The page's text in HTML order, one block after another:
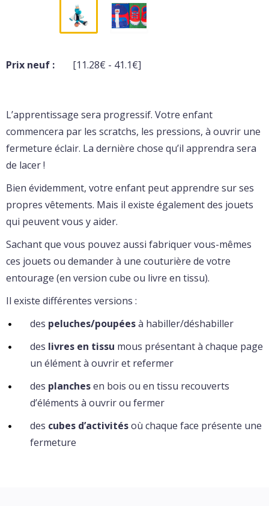
Prix neuf : [11.28€ - 41.1€]
L’apprentissage sera progressif. Votre enfant
commencera par les scratchs, les pressions, à ouvrir une
fermeture éclair. La dernière chose qu’il apprendra sera
de lacer !
Bien évidemment, votre enfant peut apprendre sur ses
propres vêtements. Mais il existe également des jouets
qui peuvent vous y aider.
Sachant que vous pouvez aussi fabriquer vous-mêmes
ces jouets ou demander à une couturière de votre
entourage (en version cube ou livre en tissu).
Il existe différentes versions :
des peluches/poupéesà habiller/déshabiller
des livres en tissu mous présentant à chaque page
un élément à ouvrir et refermer
des planchesen bois ou en tissu recouverts
d’éléments à ouvrir ou fermer
des cubes d’activitésoù chaque face présente une
fermeture